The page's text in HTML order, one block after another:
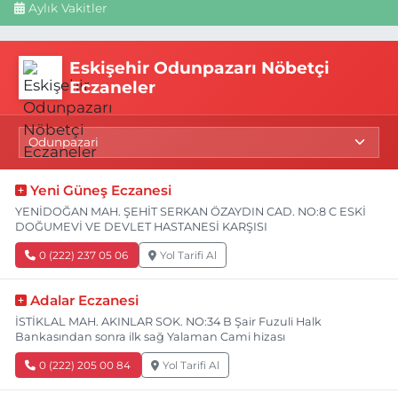
Aylık Vakitler
Eskişehir Odunpazarı Nöbetçi
Eczaneler
Yeni Güneş Eczanesi
YENİDOĞAN MAH. ŞEHİT SERKAN ÖZAYDIN CAD. NO:8 C ESKİ
DOĞUMEVİ VE DEVLET HASTANESİ KARŞISI
0 (222) 237 05 06 Yol Tarifi Al
Adalar Eczanesi
İSTİKLAL MAH. AKINLAR SOK. NO:34 B Şair Fuzuli Halk
Bankasından sonra ilk sağ Yalaman Cami hizası
0 (222) 205 00 84 Yol Tarifi Al